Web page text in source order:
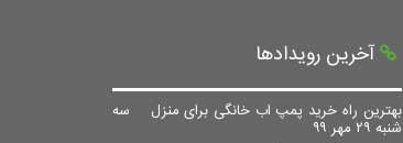
آخرین رویدادها
بهترین راه خرید پمپ اب خانگی برای منزل سه
شنبه ۲۹ مهر ۹۹